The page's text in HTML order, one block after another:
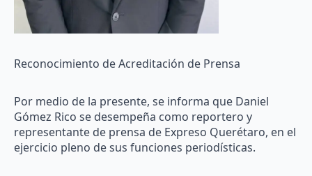
Reconocimiento de Acreditación de Prensa
Por medio de la presente, se informa que Daniel
Gómez Rico se desempeña como reportero y
representante de prensa de Expreso Querétaro, en el
ejercicio pleno de sus funciones periodísticas.